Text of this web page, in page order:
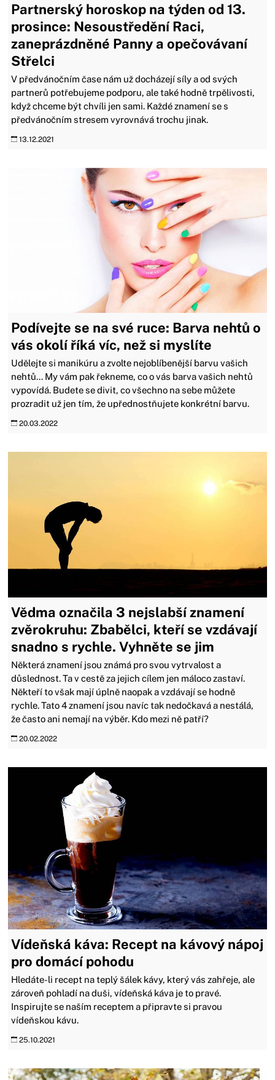
Partnerský horoskop na týden od 13.
prosince: Nesoustředění Raci,
zaneprázdněné Panny a opečovávaní
Střelci
V předvánočním čase nám už docházejí síly a od svých
partnerů potřebujeme podporu, ale také hodně trpělivosti,
když chceme být chvíli jen sami. Každé znamení se s
předvánočním stresem vyrovnává trochu jinak.
13.12.2021
Podívejte se na své ruce: Barva nehtů o
vás okolí říká víc, než si myslíte
Udělejte si manikúru a zvolte nejoblíbenější barvu vašich
nehtů... My vám pak řekneme, co o vás barva vašich nehtů
vypovídá. Budete se divit, co všechno na sebe můžete
prozradit už jen tím, že upřednostňujete konkrétní barvu.
20.03.2022
Vědma označila 3 nejslabší znamení
zvěrokruhu: Zbabělci, kteří se vzdávají
snadno s rychle. Vyhněte se jim
Některá znamení jsou známá pro svou vytrvalost a
důslednost. Ta v cestě za jejich cílem jen máloco zastaví.
Někteří to však mají úplně naopak a vzdávají se hodně
rychle. Tato 4 znamení jsou navíc tak nedočkavá a nestálá,
že často ani nemají na výběr. Kdo mezi ně patří?
20.02.2022
Vídeňská káva: Recept na kávový nápoj
pro domácí pohodu
Hledáte-li recept na teplý šálek kávy, který vás zahřeje, ale
zároveň pohladí na duši, vídeňská káva je to pravé.
Inspirujte se naším receptem a připravte si pravou
vídeňskou kávu.
25.10.2021